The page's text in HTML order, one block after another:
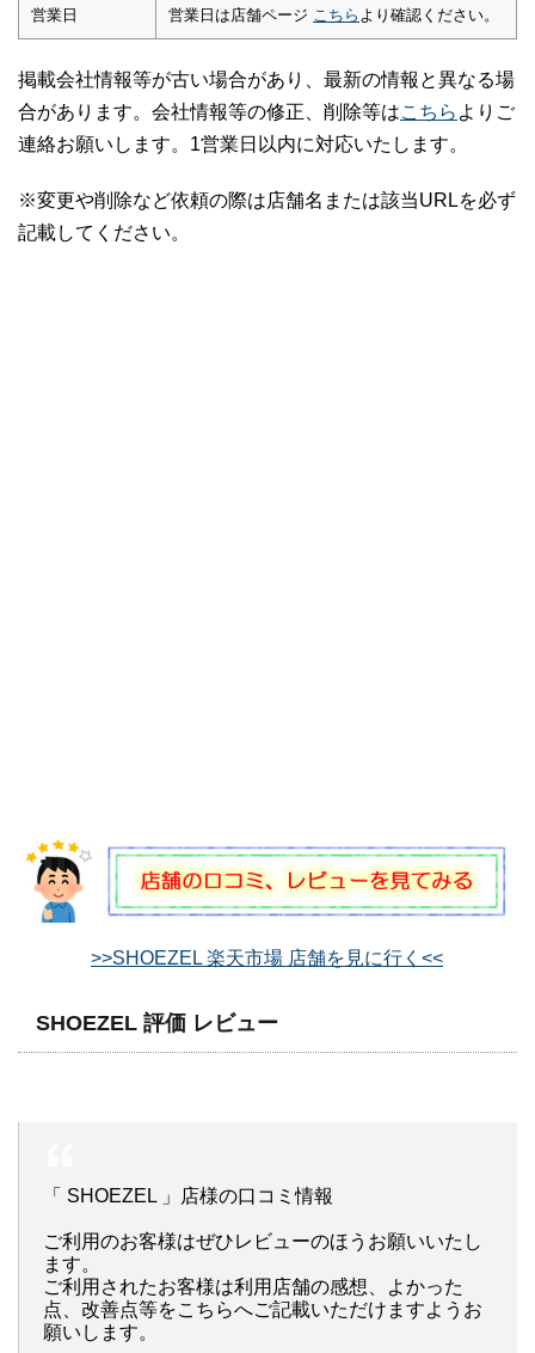
営業日 営業日は店舗ページ こちら より確認ください。
掲載会社情報等が古い場合があり、最新の情報と異なる場
合があります。会社情報等の修正、削除等はこちら よりご
連絡お願いします。1営業日以内に対応いたします。
※変更や削除など依頼の際は店舗名または該当URLを必ず
記載してください。
>>SHOEZEL 楽天市場 店舗を見に行く<<
SHOEZEL 評価 レビュー
「 SHOEZEL 」店様の口コミ情報
ご利用のお客様はぜひレビューのほうお願いいたし
ます。
ご利用されたお客様は利用店舗の感想、よかった
点、改善点等をこちらへご記載いただけますようお
願いします。